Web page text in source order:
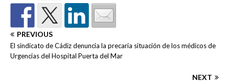
PREVIOUS
El sindicato de Cádiz denuncia la precaria situación de los médicos de
Urgencias del Hospital Puerta del Mar
NEXT